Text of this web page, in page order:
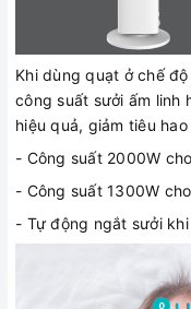
Khi dùng quạt ở chế
công suất sưởi ấm linh
hiệu quả, giảm tiêu
- Công suất 2000W
- Công suất 1300W
- Tự động ngắt sưởi